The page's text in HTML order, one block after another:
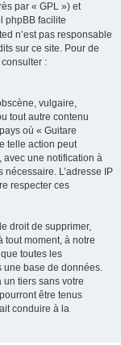
par « GPL ») et
phpBB facilite
n’est pas responsable
sur ce site. Pour de
:
vulgaire,
tout autre contenu
où « Guitare
telle action peut
avec une notification à
L’adresse IP
respecter ces
droit de supprimer,
tout moment, à notre
toutes les
une base de données.
tiers sans votre
être tenus
conduire à la